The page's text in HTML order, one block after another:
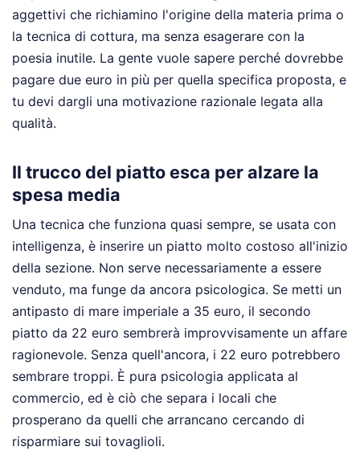
aggettivi che richiamino l'origine della materia prima o
la tecnica di cottura, ma senza esagerare con la
poesia inutile. La gente vuole sapere perché dovrebbe
pagare due euro in più per quella specifica proposta, e
tu devi dargli una motivazione razionale legata alla
qualità.
Il trucco del piatto esca per alzare la
spesa media
Una tecnica che funziona quasi sempre, se usata con
intelligenza, è inserire un piatto molto costoso all'inizio
della sezione. Non serve necessariamente a essere
venduto, ma funge da ancora psicologica. Se metti un
antipasto di mare imperiale a 35 euro, il secondo
piatto da 22 euro sembrerà improvvisamente un affare
ragionevole. Senza quell'ancora, i 22 euro potrebbero
sembrare troppi. È pura psicologia applicata al
commercio, ed è ciò che separa i locali che
prosperano da quelli che arrancano cercando di
risparmiare sui tovaglioli.